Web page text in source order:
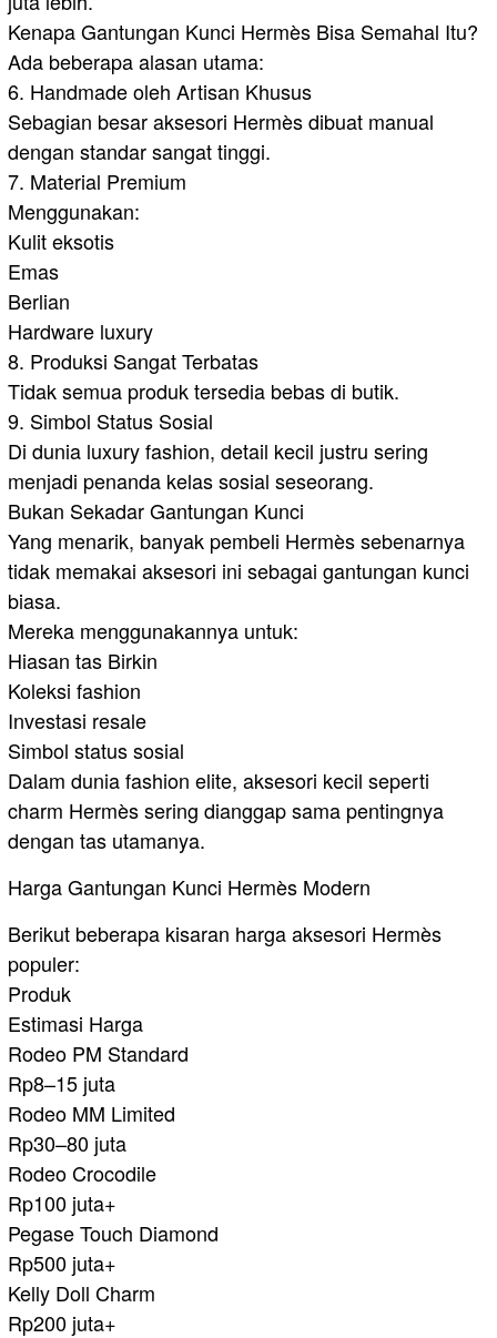
Kenapa Gantungan Kunci Hermès Bisa Semahal Itu?
Ada beberapa alasan utama:
6. Handmade oleh Artisan Khusus
Sebagian besar aksesori Hermès dibuat manual
dengan standar sangat tinggi.
7. Material Premium
Menggunakan:
Kulit eksotis
Emas
Berlian
Hardware luxury
8. Produksi Sangat Terbatas
Tidak semua produk tersedia bebas di butik.
9. Simbol Status Sosial
Di dunia luxury fashion, detail kecil justru sering
menjadi penanda kelas sosial seseorang.
Bukan Sekadar Gantungan Kunci
Yang menarik, banyak pembeli Hermès sebenarnya
tidak memakai aksesori ini sebagai gantungan kunci
biasa.
Mereka menggunakannya untuk:
Hiasan tas Birkin
Koleksi fashion
Investasi resale
Simbol status sosial
Dalam dunia fashion elite, aksesori kecil seperti
charm Hermès sering dianggap sama pentingnya
dengan tas utamanya.
Harga Gantungan Kunci Hermès Modern
Berikut beberapa kisaran harga aksesori Hermès
populer:
Produk
Estimasi Harga
Rodeo PM Standard
Rp8–15 juta
Rodeo MM Limited
Rp30–80 juta
Rodeo Crocodile
Rp100 juta+
Pegase Touch Diamond
Rp500 juta+
Kelly Doll Charm
Rp200 juta+